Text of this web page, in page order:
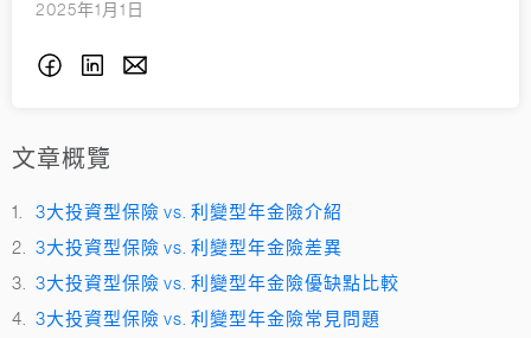
2025年1月1日
文章概覽
3大投資型保險 vs. 利變型年金險介紹
3大投資型保險 vs. 利變型年金險差異
3大投資型保險 vs. 利變型年金險優缺點比較
3大投資型保險 vs. 利變型年金險常見問題